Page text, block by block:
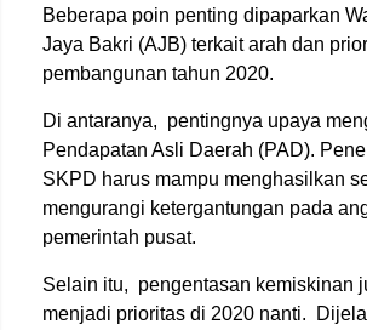
Beberapa poin penting dipaparkan
Jaya Bakri (AJB) terkait arah dan
pembangunan tahun 2020.
Di antaranya, pentingnya upaya
Pendapatan Asli Daerah (PAD).
SKPD harus mampu menghasilkan
mengurangi ketergantungan pada
pemerintah pusat.
Selain itu, pengentasan kemiskinan
menjadi prioritas di 2020 nanti.